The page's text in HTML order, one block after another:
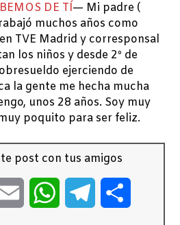
DE TÍ— Mi padre (
muchos años como
TVE Madrid y corresponsal
los niños y desde 2º de
ejerciendo de
la gente me hecha mucha
unos 28 años. Soy muy
poquito para ser feliz.
post con tus amigos
Email WhatsAppTelegram